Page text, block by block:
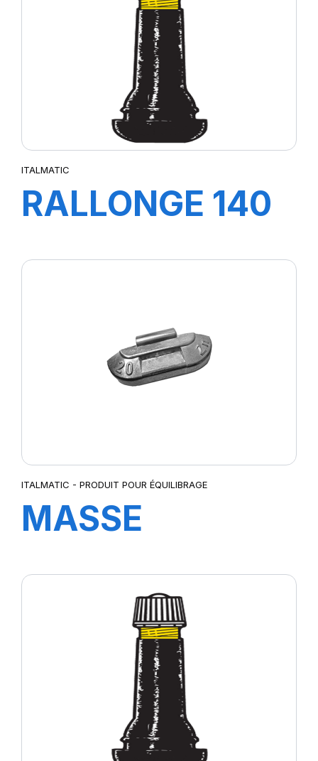
ITALMATIC
RALLONGE 140
ITALMATIC - PRODUIT POUR ÉQUILIBRAGE
MASSE